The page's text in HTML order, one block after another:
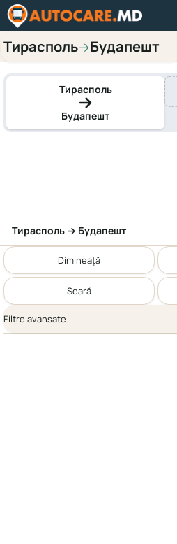
Тирасполь→Будапешт
Тирасполь
Будапешт
Тирасполь → Будапешт
Dimineață
Seară
Filtre avansate